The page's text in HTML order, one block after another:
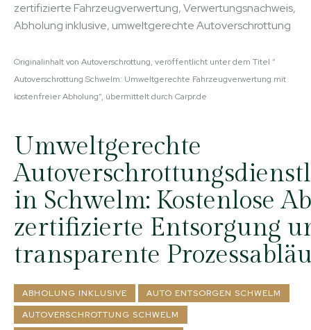
zertifizierte Fahrzeugverwertung, Verwertungsnachweis,
Abholung inklusive, umweltgerechte Autoverschrottung
Originalinhalt von Autoverschrottung, veröffentlicht unter dem Titel “
Autoverschrottung Schwelm: Umweltgerechte Fahrzeugverwertung mit
kostenfreier Abholung“, übermittelt durch Carpr.de
Umweltgerechte
in Schwelm: Kostenlose
zertifizierte Entsorgung
transparente
ABHOLUNG INKLUSIVE
AUTO ENTSORGEN SCHWELM
AUTOVERSCHROTTUNG SCHWELM